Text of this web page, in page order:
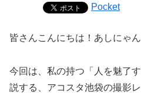
Pocket
皆さんこんにちは！あしにゃ
今回は、私の持つ「人を魅了
説する、アコスタ池袋の撮影レ